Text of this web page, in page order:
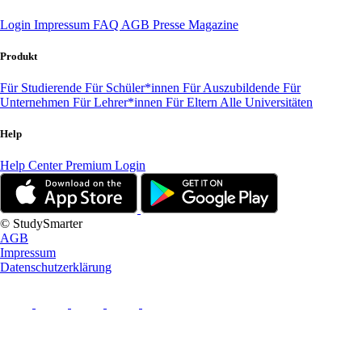
Login Impressum FAQ AGB Presse Magazine
Produkt
Für Studierende Für Schüler*innen Für Auszubildende Für
Unternehmen Für Lehrer*innen Für Eltern Alle Universitäten
Help
Help CenterPremium Login
© StudySmarter
AGB
Impressum
Datenschutzerklärung